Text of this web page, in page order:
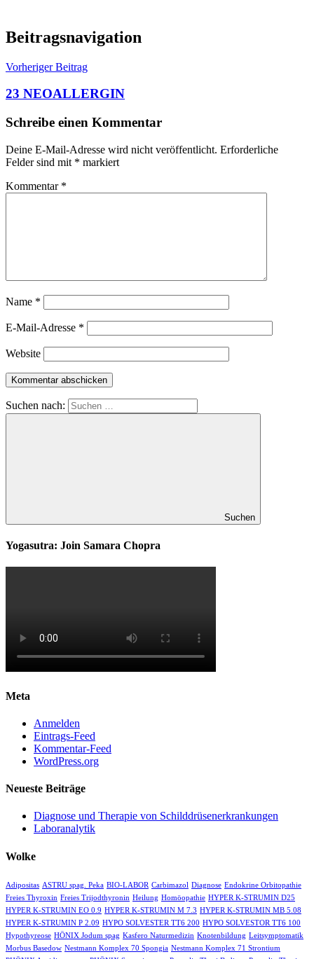
Beitragsnavigation
Vorheriger Beitrag
23 NEOALLERGIN
Schreibe einen Kommentar
Deine E-Mail-Adresse wird nicht veröffentlicht. Erforderliche
Felder sind mit * markiert
Kommentar *
Name *
E-Mail-Adresse *
Website
Suchen nach:
Suchen
Yogasutra: Join Samara Chopra
Meta
Anmelden
Eintrags-Feed
Kommentar-Feed
WordPress.org
Neueste Beiträge
Diagnose und Therapie von Schilddrüsenerkrankungen
Laboranalytik
Wolke
Adipositas ASTRU spag. Peka BIO-LABOR Carbimazol Diagnose Endokrine Orbitopathie
Freies Thyroxin Freies Trijodthyronin Heilung Homöopathie HYPER K-STRUMIN D25
HYPER K-STRUMIN EO 0.9 HYPER K-STRUMIN M 7.3 HYPER K-STRUMIN MB 5.08
HYPER K-STRUMIN P 2.09 HYPO SOLVESTER TT6 200 HYPO SOLVESTOR TT6 100
Hypothyreose HÖNIX Jodum spag Kasfero Naturmedizin Knotenbildung Leitsymptomatik
Morbus Basedow Nestmann Komplex 70 Spongia Nestmann Komplex 71 Strontium